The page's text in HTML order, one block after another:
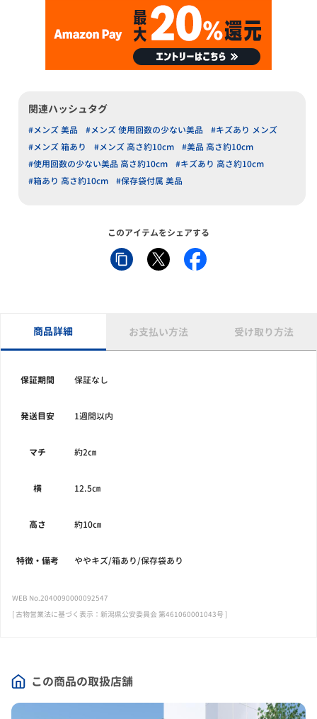
関連ハッシュタグ
#メンズ 美品 #メンズ 使用回数の少ない美品
#キズあり メンズ
#メンズ 箱あり
#メンズ 高さ約10cm
#美品 高さ約10cm
#使用回数の少ない美品 高さ約10cm
#キズあり 高さ約10cm
#箱あり 高さ約10cm
#保存袋付属 美品
このアイテムをシェアする
この商品の取扱店舗
商品詳細 お支払い方法 受け取り方法
保証期間 保証なし
発送目安 1週間以内
マチ 約2㎝
横 12.5㎝
高さ 約10㎝
特徴・備考 ややキズ/箱あり/保存袋あり
WEB No.2040090000092547
[ 古物営業法に基づく表示：新潟県公安委員会 第461060001043号 ]